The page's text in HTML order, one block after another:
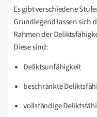
Es gibt verschiedene
Grundlegend lassen sich
Rahmen der
Diese sind:
Deliktsunfähigkeit
beschränkte
vollständige